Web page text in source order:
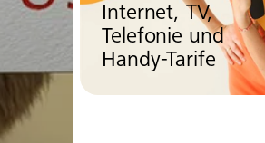
Internet, TV,
Telefonie und
Handy-Tarife